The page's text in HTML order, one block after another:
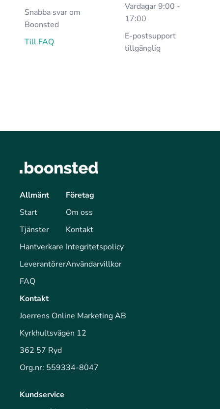
Snabba svar om
Boonsted
Till FAQ
Vardagar 9:00 -
17:00
E-postsupport
tillgänglig
Allmänt
Start
Tjänster
Hantverkare
Leverantörer
FAQ
Företag
Om oss
Kontakt
Integritetspolicy
Användarvillkor
Kontakt
Joerrens Online Marketing AB
Kyrkhultsvägen 12
362 57 Ryd
Org.nr: 559334-8047
Kundservice